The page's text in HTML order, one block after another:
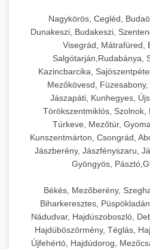
Nagykörös, Cegléd,
Dunakeszi, Budakeszi,
Visegrád, Mátrafüred,
Salgótarján,Rudabánya,
Kazincbarcika,
Mezőkövesd,
Jászapáti, Kunhegyes,
Törökszentmiklós, Szolnok,
Túrkeve, Mezőtúr,
Kunszentmárton, Csongrád,
Jászberény, Jászfényszaru,
Gyöngyös,
Békés, Mezőberény,
Biharkeresztes,
Nádudvar, Hajdúszoboszló,
Hajdúböszörmény, Téglás,
Újfehértó, Hajdúdorog,